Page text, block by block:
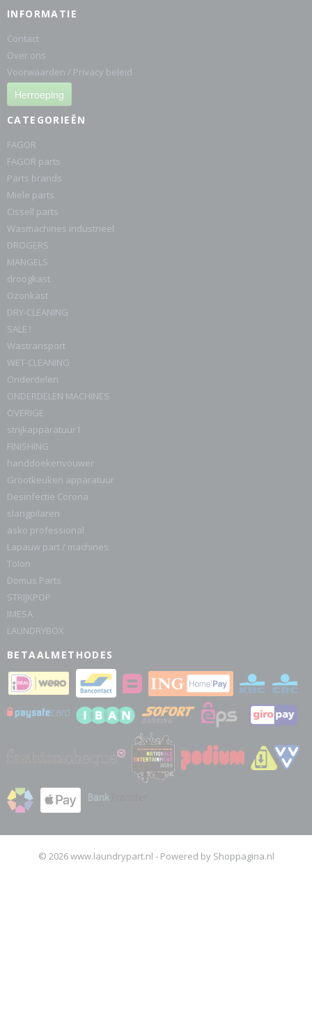
INFORMATIE
Contact
Over ons
Voorwaarden / Privacy beleid
Herroeping
CATEGORIEËN
FAGOR
FAGOR parts
Parts brands
Miele parts
Cissell parts
Wasmachines industrieel
DROGERS
MANGELS
droogkast
Ozonkast
DRY-CLEANING
SALE !
Wastransport
WET-CLEANING
Onderdelen
ONDERDELEN MACHINES
OVERIGE
strijkapparatuur1
FINISHING
handdoekenvouwer
Grootkeuken apparatuur
Desinfectie Corona
slangpilaren
asko professional
Lapauw part / machines
Tolon
Domus Parts
STRIJKPOP
IMESA
LAUNDRYBOX
BETAALMETHODES
© 2026 www.laundrypart.nl - Powered by Shoppagina.nl